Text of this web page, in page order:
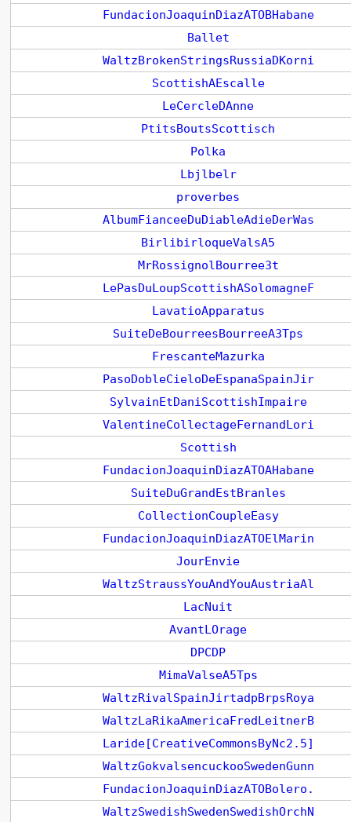
FundacionJoaquinDiazATOBHabane
Ballet
WaltzBrokenStringsRussiaDKorni
ScottishAEscalle
LeCercleDAnne
PtitsBoutsScottisch
Polka
Lbjlbelr
proverbes
AlbumFianceeDuDiableAdieDerWas
BirlibirloqueValsA5
MrRossignolBourree3t
LePasDuLoupScottishASolomagneF
LavatioApparatus
SuiteDeBourreesBourreeA3Tps
FrescanteMazurka
PasoDobleCieloDeEspanaSpainJir
SylvainEtDaniScottishImpaire
ValentineCollectageFernandLori
Scottish
FundacionJoaquinDiazATOAHabane
SuiteDuGrandEstBranles
CollectionCoupleEasy
FundacionJoaquinDiazATOElMarin
JourEnvie
WaltzStraussYouAndYouAustriaAl
LacNuit
AvantLOrage
DPCDP
MimaValseA5Tps
WaltzRivalSpainJirtadpBrpsRoya
WaltzLaRikaAmericaFredLeitnerB
Laride[CreativeCommonsByNc2.5]
WaltzGokvalsencuckooSwedenGunn
FundacionJoaquinDiazATOBolero.
WaltzSwedishSwedenSwedishOrchN